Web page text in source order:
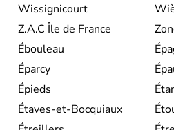
Wissignicourt
Z.A.C Île de France
Ébouleau
Éparcy
Épieds
Étaves-et-Bocquiaux